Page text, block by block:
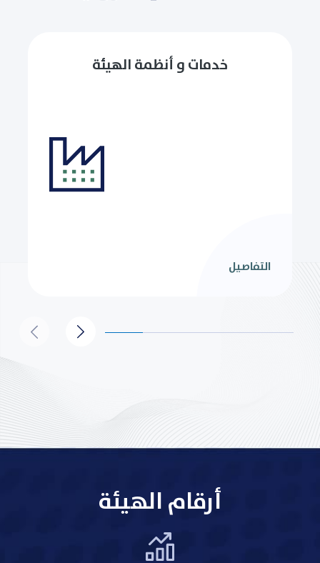
خدمات و أنظمة الهيئة
التفاصيل
أرقام الهيئة